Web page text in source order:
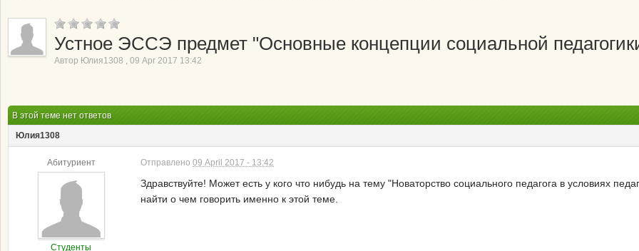
Устное ЭССЭ предмет "Основные концепции социальной
Автор Юлия1308 , 09 Apr 2017 13:42
В этой теме нет ответов
Юлия1308
Абитуриент
Студенты
Отправлено 09 April 2017 - 13:42
Здравствуйте! Может есть у кого что нибудь на тему "Новаторство социального педагога в условиях
найти о чем говорить именно к этой теме.